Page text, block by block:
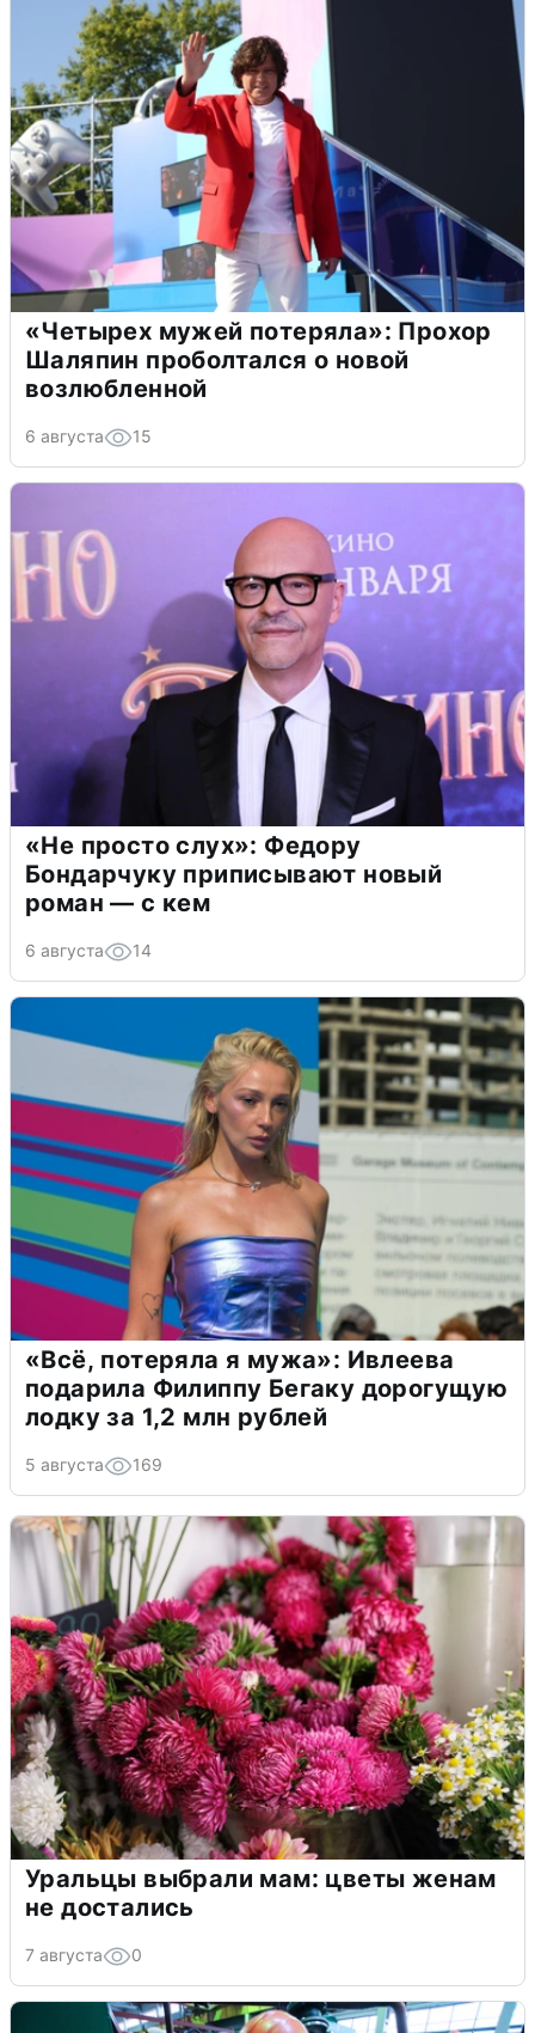
«Четырех мужей потеряла»: Прохор
Шаляпин проболтался о новой
возлюбленной
6 августа 15
«Не просто слух»: Федору
Бондарчуку приписывают новый
роман — с кем
6 августа 14
«Всё, потеряла я мужа»: Ивлеева
подарила Филиппу Бегаку дорогущую
лодку за 1,2 млн рублей
5 августа 169
Уральцы выбрали мам: цветы женам
не достались
7 августа 0